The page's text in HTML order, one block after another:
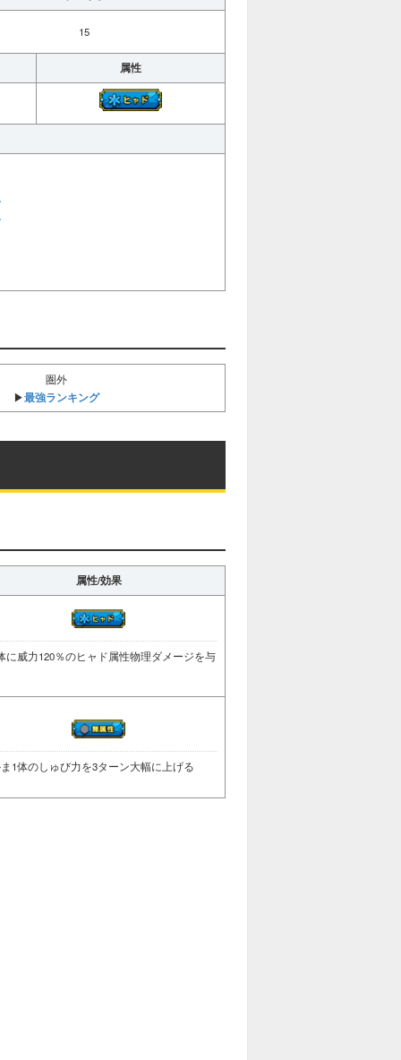
15
属性
圏外
▶︎最強ランキング
属性/効果
に威力120％のヒャド属性物理ダメージを与
1体のしゅび力を3ターン大幅に上げる